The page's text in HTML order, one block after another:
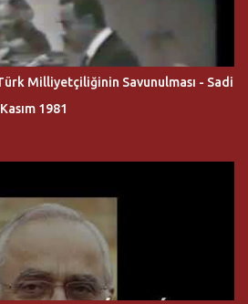
Milliyetçiliğinin Savunulması - Sadi
1981